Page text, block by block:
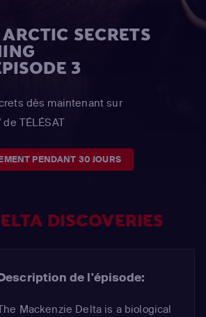
SECRETS
3
dès maintenant sur
TÉLÉSAT
PENDANT 30 JOURS
DISCOVERIES
de l'épisode:
Mackenzie Delta is a biological